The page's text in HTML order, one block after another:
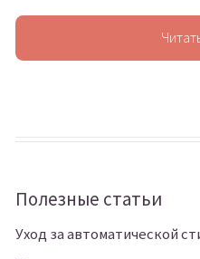
Полезные статьи
Уход за автоматической